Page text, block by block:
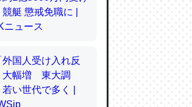
する新仮説